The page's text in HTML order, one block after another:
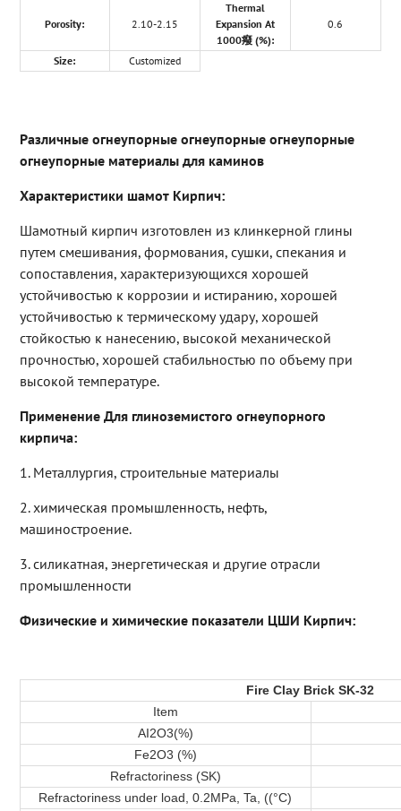
Porosity: 2.10-2.15
Thermal
Expansion At
1000癈 (%):
0.6
Size: Customized
Различные огнеупорные огнеупорные огнеупорные
огнеупорные материалы для каминов
Характеристики шамот Кирпич:
Шамотный кирпич изготовлен из клинкерной глины
путем смешивания, формования, сушки, спекания и
сопоставления, характеризующихся хорошей
устойчивостью к коррозии и истиранию, хорошей
устойчивостью к термическому удару, хорошей
стойкостью к нанесению, высокой механической
прочностью, хорошей стабильностью по объему при
высокой температуре.
Применение Для глиноземистого огнеупорного
кирпича:
1. Металлургия, строительные материалы
2. химическая промышленность, нефть,
машиностроение.
3. силикатная, энергетическая и другие отрасли
промышленности
Физические и химические показатели ЦШИ Кирпич:
Fire Clay Brick SK-32
Item
AI2O3(%)
Fe2O3 (%)
Refractoriness (SK)
Refractoriness under load, 0.2MPa, Ta, ((°C)